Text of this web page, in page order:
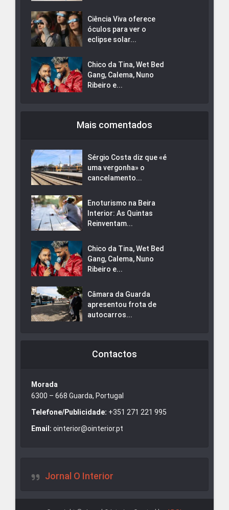
Ciência Viva oferece
óculos para ver o
eclipse solar...
Chico da Tina, Wet Bed
Gang, Calema, Nuno
Ribeiro e...
Mais comentados
Sérgio Costa diz que «é
uma vergonha» o
cancelamento...
Enoturismo na Beira
Interior: As Quintas
Reinventam...
Chico da Tina, Wet Bed
Gang, Calema, Nuno
Ribeiro e...
Câmara da Guarda
apresentou frota de
autocarros...
Contactos
Morada
6300 – 668 Guarda, Portugal
Telefone/Publicidade: +351 271 221 995
Email: ointerior@ointerior.pt
Jornal O Interior